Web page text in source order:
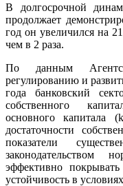
В долгосрочной
продолжает
год он увеличился на
чем в 2 раза.
По данным
регулированию и
года банковский
собственного
основного капитала
достаточности
показатели
законодательством
эффективно
устойчивость в